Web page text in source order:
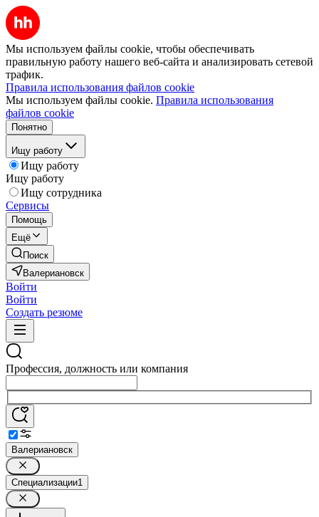
Мы используем файлы cookie, чтобы обеспечивать
правильную работу нашего веб-сайта и анализировать сетевой
трафик.
Правила использования файлов cookie
Мы используем файлы cookie. Правила использования
файлов cookie
Понятно
Ищу работу
Ищу работу
Ищу работу
Ищу сотрудника
Сервисы
Помощь
Ещё
Поиск
Валериановск
Войти
Войти
Создать резюме
Профессия, должность или компания
Валериановск
Специализации1